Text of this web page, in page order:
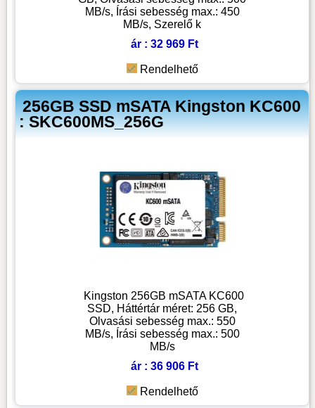
MB/s, Írási sebesség max.: 450
MB/s, Szerelő k
ár : 32 969 Ft
Rendelhető
256GB SSD mSATA Kingston KC600
: SKC600MS_256G
Kingston 256GB mSATA KC600
SSD, Háttértár méret: 256 GB,
Olvasási sebesség max.: 550
MB/s, Írási sebesség max.: 500
MB/s
ár : 36 906 Ft
Rendelhető